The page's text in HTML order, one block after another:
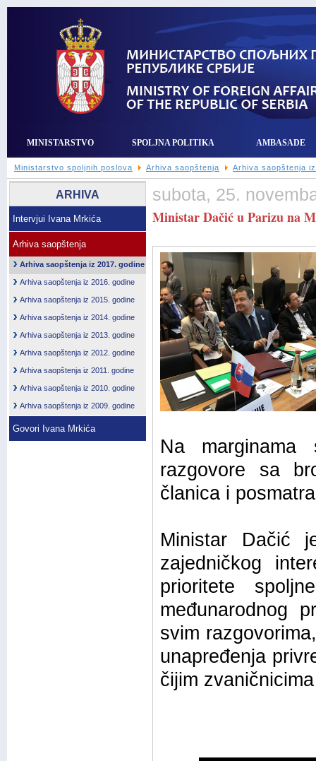
MINISTARSTVO SPOLJNA POLITIKA AMBASADE
Ministarstvo spoljnih poslova Arhiva saopštenja Arhiva saopštenja
ARHIVA
Intervjui Ivana Mrkića
Arhiva saopštenja
Arhiva saopštenja iz 2017. godine
Arhiva saopštenja iz 2016. godine
Arhiva saopštenja iz 2015. godine
Arhiva saopštenja iz 2014. godine
Arhiva saopštenja iz 2013. godine
Arhiva saopštenja iz 2012. godine
Arhiva saopštenja iz 2011. godine
Arhiva saopštenja iz 2010. godine
Arhiva saopštenja iz 2009. godine
Govori Ivana Mrkića
subota, 25.
Ministar Dačić u Parizu na
Na
razgovore sa
članica i
Ministar Dačić
zajedničkog
prioritete
međunarodnog
svim
unapređenja
čijim